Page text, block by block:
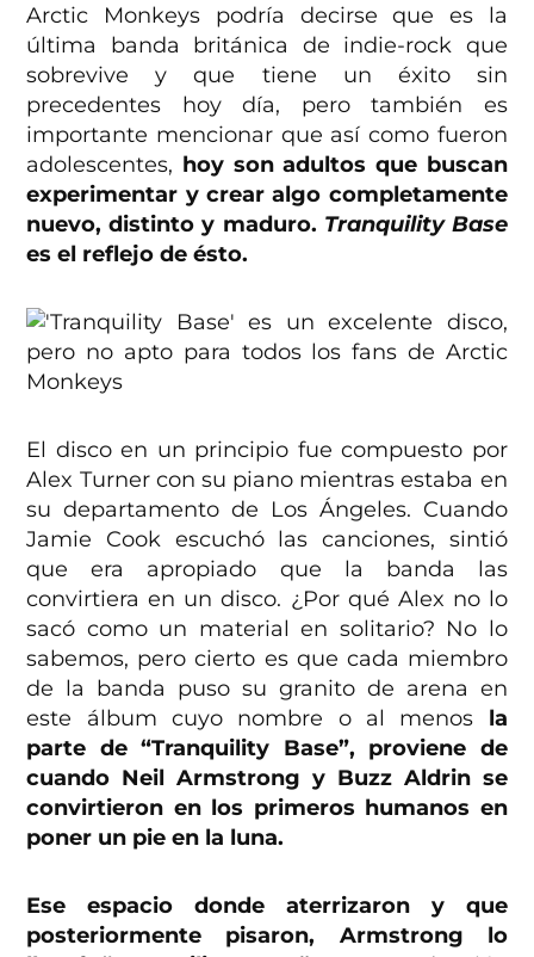
Arctic Monkeys podría decirse que es la
última banda británica de indie-rock que
sobrevive y que tiene un éxito sin
precedentes hoy día, pero también es
importante mencionar que así como fueron
adolescentes, hoy son adultos que buscan
experimentar y crear algo completamente
nuevo, distinto y maduro. Tranquility Base
es el reflejo de ésto.
El disco en un principio fue compuesto por
Alex Turner con su piano mientras estaba en
su departamento de Los Ángeles. Cuando
Jamie Cook escuchó las canciones, sintió
que era apropiado que la banda las
convirtiera en un disco. ¿Por qué Alex no lo
sacó como un material en solitario? No lo
sabemos, pero cierto es que cada miembro
de la banda puso su granito de arena en
este álbum cuyo nombre o al menos la
parte de “Tranquility Base”, proviene de
cuando Neil Armstrong y Buzz Aldrin se
convirtieron en los primeros humanos en
poner un pie en la luna.
Ese espacio donde aterrizaron y que
posteriormente pisaron, Armstrong lo